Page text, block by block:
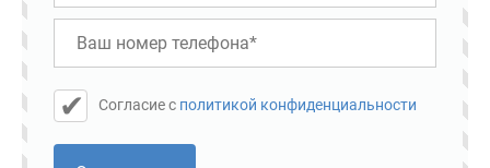
Cогласие с политикой конфиденциальности